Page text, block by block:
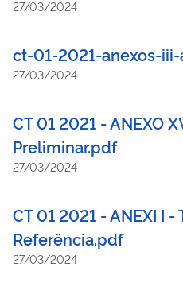
27/03/2024
ct-01-2021-anexos-
27/03/2024
CT 01 2021 - ANEXO
Preliminar.pdf
27/03/2024
CT 01 2021 - ANEXI I -
Referência.pdf
27/03/2024